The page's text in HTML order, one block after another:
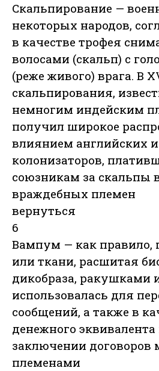
Скальпирование —
некоторых народов,
в качестве трофея
волосами (скальп) с
(реже живого) врага. В
скальпирования,
немногим индейским
получил широкое
влиянием английских
колонизаторов,
союзникам за скальпы
враждебных племен
вернуться
6
Вампум — как правило,
или ткани, расшитая
дикобраза, ракушками
использовалась для
сообщений, а также в
денежного
заключении договоров
племенами